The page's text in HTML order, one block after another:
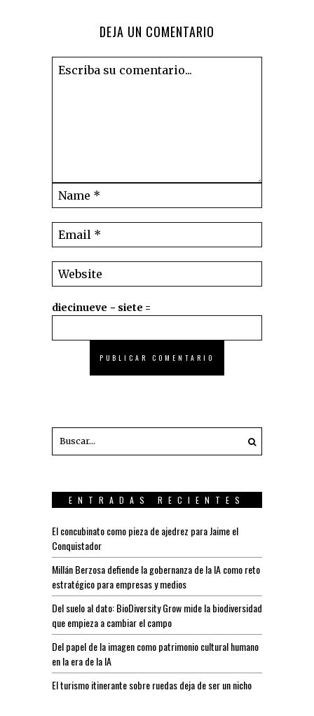
DEJA UN COMENTARIO
diecinueve − siete =
ENTRADAS RECIENTES
El concubinato como pieza de ajedrez para Jaime el
Conquistador
Millán Berzosa defiende la gobernanza de la IA como reto
estratégico para empresas y medios
Del suelo al dato: BioDiversity Grow mide la biodiversidad
que empieza a cambiar el campo
Del papel de la imagen como patrimonio cultural humano
en la era de la IA
El turismo itinerante sobre ruedas deja de ser un nicho